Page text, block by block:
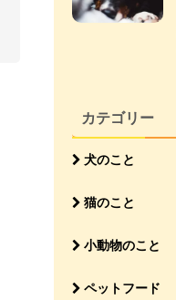
カテゴリー
犬のこと
猫のこと
小動物のこと
ペットフード